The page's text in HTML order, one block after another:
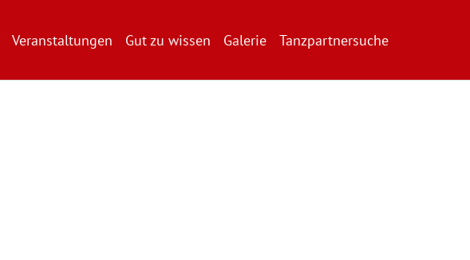
Veranstaltungen Gut zu wissen Galerie Tanzpartnersuche